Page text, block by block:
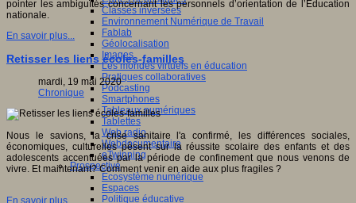
Classes inversées
Environnement Numérique de Travail
Fablab
Géolocalisation
Images
Les mondes virtuels en éducation
Pratiques collaboratives
Podcasting
Smartphones
Tableaux numériques
Tablettes
Web radio
Webdocumentaire
eTwinning
Prospective
Ecosystème numérique
Espaces
Politique éducative
pointer les ambiguïtés concernant les personnels d’orientation de l’Éducation
nationale.
En savoir plus...
Retisser les liens écoles-familles
mardi, 19 mai 2020
Chronique
Nous le savions, la crise sanitaire l'a confirmé, les différences sociales,
économiques, culturelles pèsent sur la réussite scolaire des enfants et des
adolescents accentuées par la période de confinement que nous venons de
vivre. Et maintenant? Comment venir en aide aux plus fragiles ?